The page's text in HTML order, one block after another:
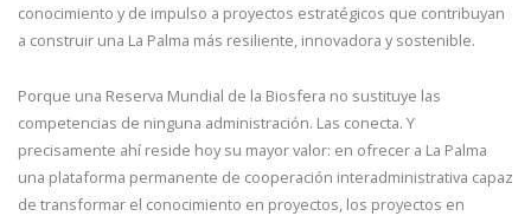
conocimiento y de impulso a proyectos estratégicos que contribuyan
a construir una La Palma más resiliente, innovadora y sostenible.
Porque una Reserva Mundial de la Biosfera no sustituye las
competencias de ninguna administración. Las conecta. Y
precisamente ahí reside hoy su mayor valor: en ofrecer a La Palma
una plataforma permanente de cooperación interadministrativa capaz
de transformar el conocimiento en proyectos, los proyectos en